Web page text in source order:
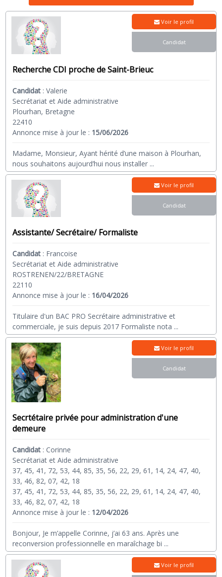
Recherche CDI proche de Saint-Brieuc
Candidat :Valerie
Secrétariat et Aide administrative
Plourhan, Bretagne
22410
Annonce mise à jour le : 15/06/2026
Madame, Monsieur, Ayant hérité d’une maison à Plourhan,
nous souhaitons aujourd’hui nous installer ...
Voir le profil
Candidat
Assistante/ Secrétaire/ Formaliste
Candidat : Francoise
Secrétariat et Aide administrative
ROSTRENEN/22/BRETAGNE
22110
Annonce mise à jour le : 16/04/2026
Titulaire d'un BAC PRO Secrétaire administrative et
commerciale, je suis depuis 2017 Formaliste nota ...
Voir le profil
Candidat
Secrtétaire privée pour administration d'une
demeure
Candidat : Corinne
Secrétariat et Aide administrative
37, 45, 41, 72, 53, 44, 85, 35, 56, 22, 29, 61, 14, 24, 47, 40,
33, 46, 82, 07, 42, 18
37, 45, 41, 72, 53, 44, 85, 35, 56, 22, 29, 61, 14, 24, 47, 40,
33, 46, 82, 07, 42, 18
Annonce mise à jour le : 12/04/2026
Bonjour, Je m’appelle Corinne, j’ai 63 ans. Après une
reconversion professionnelle en maraîchage bi ...
Voir le profil
Candidat
Voir le profil